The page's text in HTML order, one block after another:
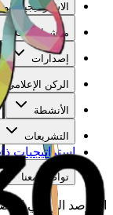
الاستراتيجية
مؤشرات تمكين
إصدارات
الركن الإعلامي
الأنشطة
التشريعات
استراتيجيات
تواصل معنا
المرصد الوطني